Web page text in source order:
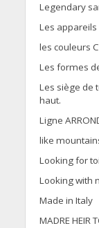
Legendary
Les
les couleurs
Les formes
Les siège de
haut.
Ligne
like
Looking for
Looking with
Made in Italy
MADRE HEIR